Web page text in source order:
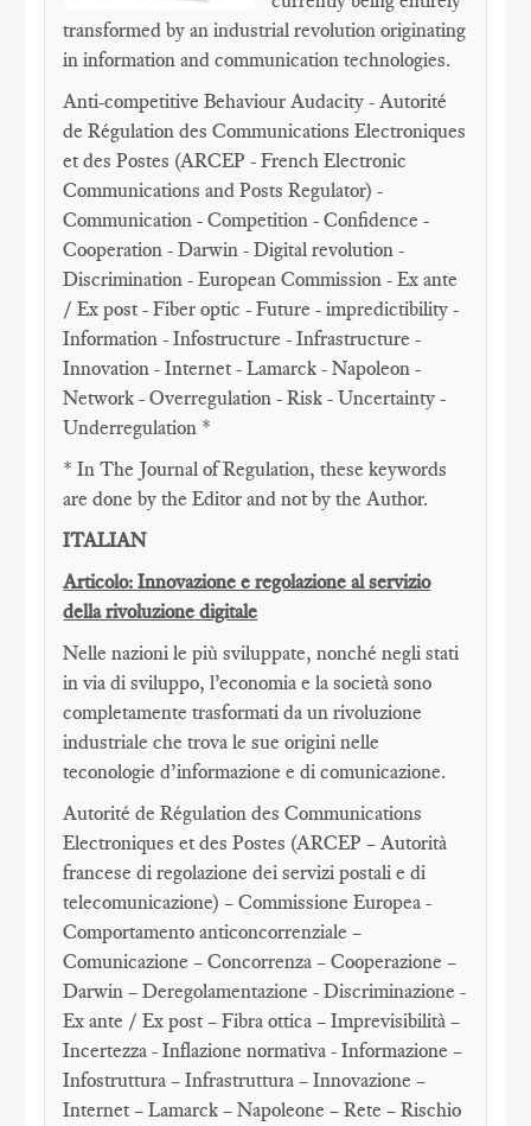
transformed by an industrial revolution originating
in information and communication technologies.
Anti-competitive Behaviour Audacity - Autorité
de Régulation des Communications Electroniques
et des Postes (ARCEP - French Electronic
Communications and Posts Regulator) -
Communication - Competition - Confidence -
Cooperation - Darwin - Digital revolution -
Discrimination - European Commission - Ex ante
/ Ex post - Fiber optic - Future - impredictibility -
Information - Infostructure - Infrastructure -
Innovation - Internet - Lamarck - Napoleon -
Network - Overregulation - Risk - Uncertainty -
Underregulation *
* In The Journal of Regulation, these keywords
are done by the Editor and not by the Author.
ITALIAN
Articolo: Innovazione e regolazione al servizio
della rivoluzione digitale
Nelle nazioni le più sviluppate, nonché negli stati
in via di sviluppo, l’economia e la società sono
completamente trasformati da un rivoluzione
industriale che trova le sue origini nelle
teconologie d’informazione e di comunicazione.
Autorité de Régulation des Communications
Electroniques et des Postes (ARCEP – Autorità
francese di regolazione dei servizi postali e di
telecomunicazione) – Commissione Europea -
Comportamento anticoncorrenziale –
Comunicazione – Concorrenza – Cooperazione –
Darwin – Deregolamentazione - Discriminazione -
Ex ante / Ex post – Fibra ottica – Imprevisibilità –
Incertezza - Inflazione normativa - Informazione –
Infostruttura – Infrastruttura – Innovazione –
Internet – Lamarck – Napoleone – Rete – Rischio